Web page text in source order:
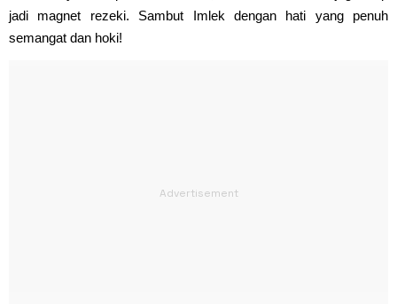
jadi magnet rezeki. Sambut Imlek dengan hati yang penuh
semangat dan hoki!